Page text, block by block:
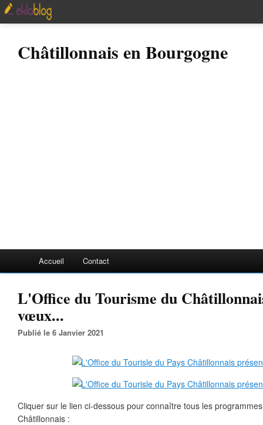
Châtillonnais en Bourgogne
Accueil Contact
L'Office du Tourisme du
vœux...
Publié le 6 Janvier 2021
Cliquer sur le lien ci-dessous pour connaître tous les
Châtillonnais :